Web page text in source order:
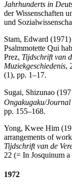
Jahrhunderts in
der Wissenschaften
und
Stam, Edward
Psalmmotette Qui
Prez, Tijdschrift van
Muziekgeschiedenis,
(1), pp. 1–17.
Sugai, Shizunao
Ongakugaku/
pp. 155–168.
Yong, Kwee Him
arrangements of
Tijdschrift van de
22 (= In Josquinum
1972